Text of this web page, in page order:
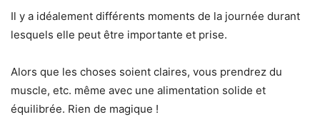
Il y a idéalement différents moments de la journée durant
lesquels elle peut être importante et prise.
Alors que les choses soient claires, vous prendrez du
muscle, etc. même avec une alimentation solide et
équilibrée. Rien de magique !